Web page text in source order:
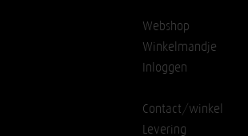
Webshop
Winkelmandje
Inloggen
Contact/winkel
Levering